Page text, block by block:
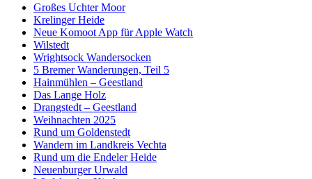
Großes Uchter Moor
Krelinger Heide
Neue Komoot App für Apple Watch
Wilstedt
Wrightsock Wandersocken
5 Bremer Wanderungen, Teil 5
Hainmühlen – Geestland
Das Lange Holz
Drangstedt – Geestland
Weihnachten 2025
Rund um Goldenstedt
Wandern im Landkreis Vechta
Rund um die Endeler Heide
Neuenburger Urwald